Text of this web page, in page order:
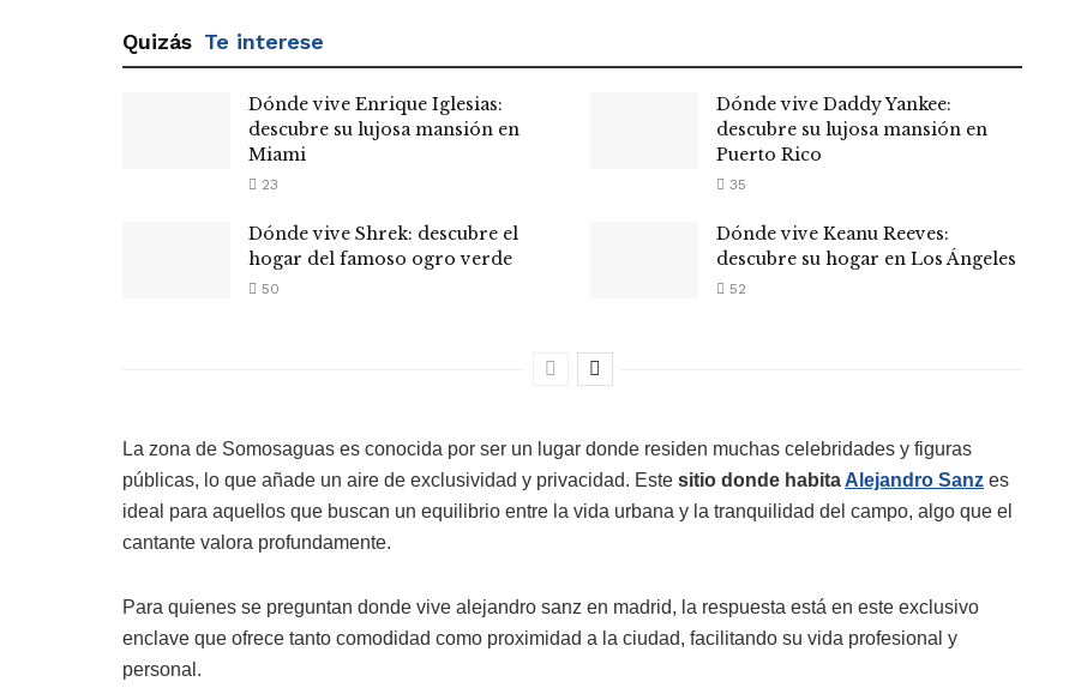
Quizás Te interese
Dónde vive Enrique Iglesias:
descubre su lujosa mansión en
Miami
23
Dónde vive Daddy Yankee:
descubre su lujosa mansión en
Puerto Rico
35
Dónde vive Shrek: descubre el
hogar del famoso ogro verde
50
Dónde vive Keanu Reeves:
descubre su hogar en Los Ángeles
52
La zona de Somosaguas es conocida por ser un lugar donde residen muchas celebridades y figuras
públicas, lo que añade un aire de exclusividad y privacidad. Este sitio donde habita Alejandro Sanz es
ideal para aquellos que buscan un equilibrio entre la vida urbana y la tranquilidad del campo, algo que el
cantante valora profundamente.
Para quienes se preguntan donde vive alejandro sanz en madrid, la respuesta está en este exclusivo
enclave que ofrece tanto comodidad como proximidad a la ciudad, facilitando su vida profesional y
personal.